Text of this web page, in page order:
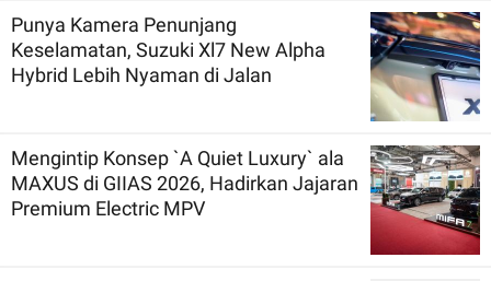
Punya Kamera Penunjang
Keselamatan, Suzuki Xl7 New Alpha
Hybrid Lebih Nyaman di Jalan
Mengintip Konsep `A Quiet Luxury` ala
MAXUS di GIIAS 2026, Hadirkan Jajaran
Premium Electric MPV